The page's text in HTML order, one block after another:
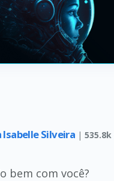
Isabelle Silveira | 535.8k
bem com você?